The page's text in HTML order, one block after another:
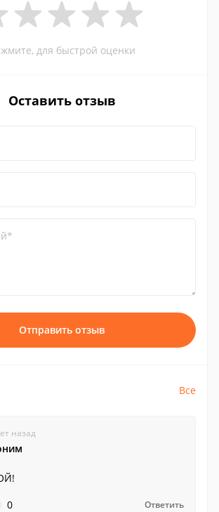
для быстрой оценки
Оставить отзыв
Отправить отзыв
Все
назад
0 Ответить